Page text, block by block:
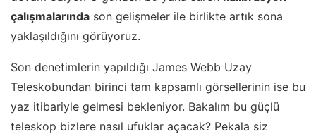
çalışmalarında son gelişmeler ile birlikte artık sona
yaklaşıldığını görüyoruz.
Son denetimlerin yapıldığı James Webb Uzay
Teleskobundan birinci tam kapsamlı görsellerinin ise bu
yaz itibariyle gelmesi bekleniyor. Bakalım bu güçlü
teleskop bizlere nasıl ufuklar açacak? Pekala siz